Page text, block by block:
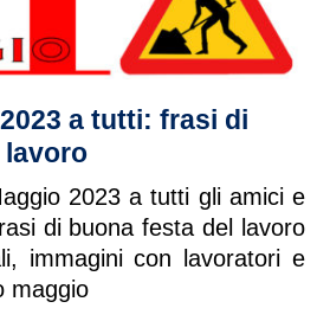
a tutti: frasi di
lavoro
2023 a tutti gli amici e
di buona festa del lavoro
immagini con lavoratori e
maggio